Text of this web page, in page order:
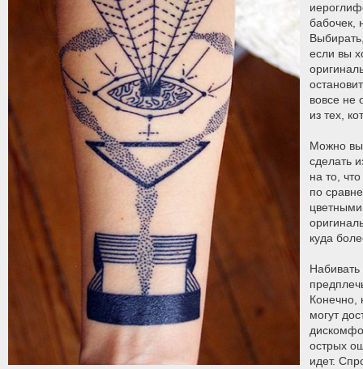
бабочек,
если вы
вовсе не
из тех,
Можно
сделать
на то,
по
куда
Набивать
Конечно,
могут
острых
идет.